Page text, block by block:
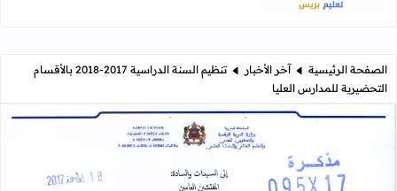
الصفحة الرئيسية آخر الأخبار
تنظيم السنة الدراسية 2017-2018 بالأقسام
التحضيرية للمدارس العليا